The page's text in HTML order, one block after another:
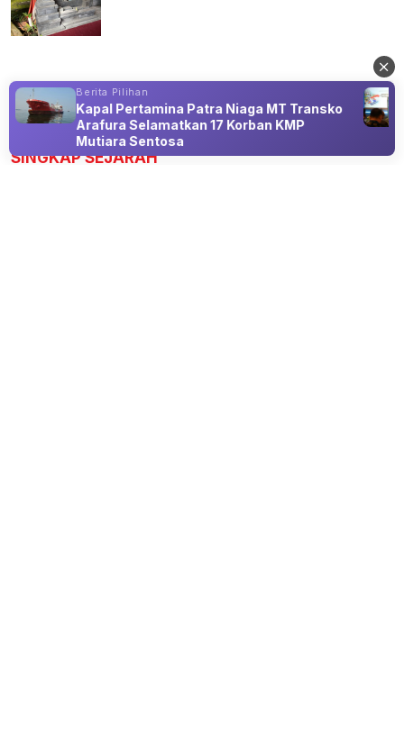
Advertisement
SINGKAP SEJARAH
Berita Pilihan
Kapal Pertamina Patra Niaga MT Transko
Arafura Selamatkan 17 Korban KMP
Mutiara Sentosa